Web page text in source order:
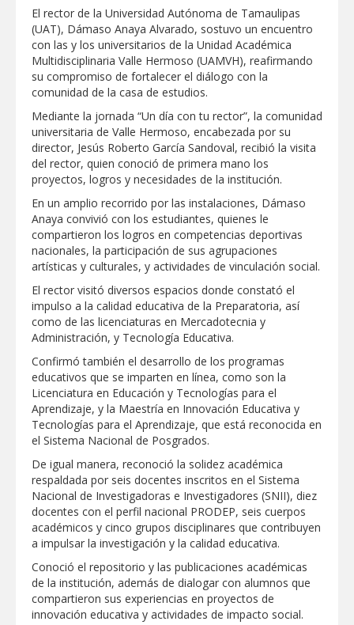
Intensificó Municipio programa de
bacheo en cuatro colonias de Reynosa
Respalda la SET acuerdos de la
CONAEDU sobre redes sociales y
escuelas militarizadas
MODERNIZACIÓN EN AVENIDA
REFORMA; GOBIERNO MUNICIPAL
MANTIENE EL RITMO DE LAS OBRAS
PRIORITARIAS
Atendió Protección Civil de Reynosa
reportes ante lluvias
IMPULSA GESTIÓN AMBIENTAL
JORNADA DE MEJORA URBANA EN
HACIENDA SAN AGUSTÍN
Asegura alcalde de Reynosa buen
funcionamiento de Presa El Águila
GOBIERNO MUNICIPAL Y ESTATAL
CELEBRARÁN FERIA DEL EMPLEO EL
PRÓXIMO 18 DE AGOSTO
Logra STPS la generación de empleo
con más de 6 mil 900 colocaciones en
Tamaulipas
Lleva gobierno de Reynosa programa
"Acción y Conciencia" a colonia
Integración Familiar
El rector de la Universidad Autónoma de Tamaulipas
(UAT), Dámaso Anaya Alvarado, sostuvo un encuentro
con las y los universitarios de la Unidad Académica
Multidisciplinaria Valle Hermoso (UAMVH), reafirmando
su compromiso de fortalecer el diálogo con la
comunidad de la casa de estudios.
Mediante la jornada “Un día con tu rector”, la comunidad
universitaria de Valle Hermoso, encabezada por su
director, Jesús Roberto García Sandoval, recibió la visita
del rector, quien conoció de primera mano los
proyectos, logros y necesidades de la institución.
En un amplio recorrido por las instalaciones, Dámaso
Anaya convivió con los estudiantes, quienes le
compartieron los logros en competencias deportivas
nacionales, la participación de sus agrupaciones
artísticas y culturales, y actividades de vinculación social.
El rector visitó diversos espacios donde constató el
impulso a la calidad educativa de la Preparatoria, así
como de las licenciaturas en Mercadotecnia y
Administración, y Tecnología Educativa.
Confirmó también el desarrollo de los programas
educativos que se imparten en línea, como son la
Licenciatura en Educación y Tecnologías para el
Aprendizaje, y la Maestría en Innovación Educativa y
Tecnologías para el Aprendizaje, que está reconocida en
el Sistema Nacional de Posgrados.
De igual manera, reconoció la solidez académica
respaldada por seis docentes inscritos en el Sistema
Nacional de Investigadoras e Investigadores (SNII), diez
docentes con el perfil nacional PRODEP, seis cuerpos
académicos y cinco grupos disciplinares que contribuyen
a impulsar la investigación y la calidad educativa.
Conoció el repositorio y las publicaciones académicas
de la institución, además de dialogar con alumnos que
compartieron sus experiencias en proyectos de
innovación educativa y actividades de impacto social.